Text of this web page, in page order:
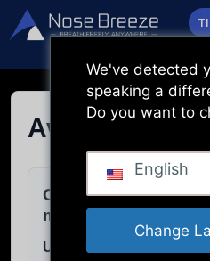
Aviso legal
Operadora del sitio
marca
Unity Shield LLC
We've detected
speaking a
Do you want to
English
Change